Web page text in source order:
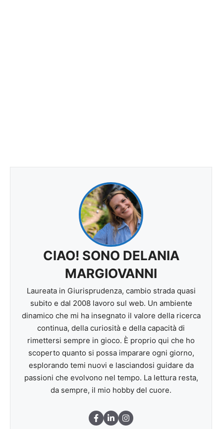
CIAO! SONO DELANIA
MARGIOVANNI
Laureata in Giurisprudenza, cambio strada quasi
subito e dal 2008 lavoro sul web. Un ambiente
dinamico che mi ha insegnato il valore della ricerca
continua, della curiosità e della capacità di
rimettersi sempre in gioco. È proprio qui che ho
scoperto quanto si possa imparare ogni giorno,
esplorando temi nuovi e lasciandosi guidare da
passioni che evolvono nel tempo. La lettura resta,
da sempre, il mio hobby del cuore.